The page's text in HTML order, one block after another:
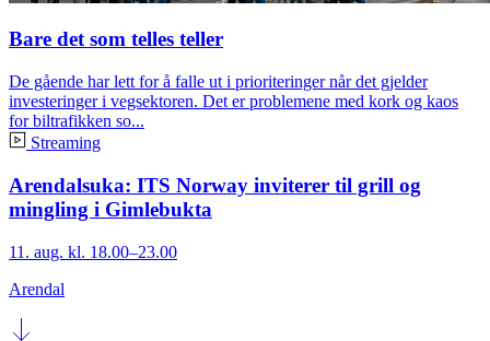
Bare det som telles teller
De gående har lett for å falle ut i prioriteringer når det gjelder
investeringer i vegsektoren. Det er problemene med kork og kaos
for biltrafikken so...
Streaming
Arendalsuka: ITS Norway inviterer til grill og
mingling i Gimlebukta
11. aug. kl. 18.00–23.00
Arendal